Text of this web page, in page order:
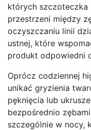
których szczoteczka
przestrzeni między
oczyszczaniu linii
ustnej, które
produkt odpowiedni
Oprócz codziennej
unikać gryzienia
pęknięcia lub
bezpośrednio
szczególnie w nocy,